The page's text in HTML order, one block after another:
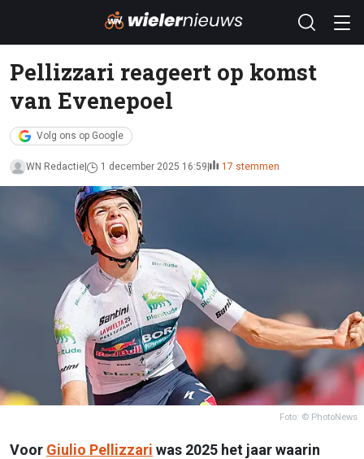
Pellizzari reageert op komst
van Evenepoel
Volg ons op Google
WN Redactie 1 december 2025 16:59 17 stemmen
Foto: © PhotoNews
Voor Giulio Pellizzari was 2025 het jaar waarin